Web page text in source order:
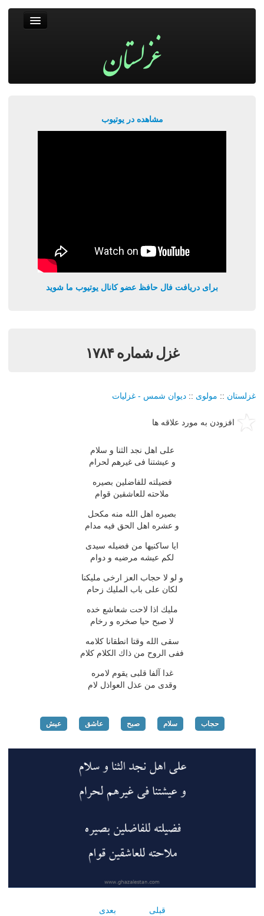
مشاهده در یوتیوب
برای دریافت فال حافظ عضو کانال یوتیوب ما شوید
غزل شماره ۱۷۸۴
غزلستان :: مولوی :: دیوان شمس - غزلیات
افزودن به مورد علاقه ها
علی اهل نجد الثنا و سلام
و عیشتنا فی غیرهم لحرام
فضیلته للفاضلین بصیره
ملاحته للعاشقین قوام
بصیره اهل الله منه مكحل
و عشره اهل الحق فیه مدام
ایا ساكنیها من فضیله سیدی
لكم عیشه مرضیه و دوام
و لو لا حجاب العز ارخی ملیكنا
لكان علی باب الملیك زحام
ملیك اذا لاحت شعاشع خده
لا صبح حیا صخره و رخام
سقی الله وقتا انطقانا كلامه
ففی الروح من ذاك الكلام كلام
غدا آلفا قلبی یقوم لامره
وقدی من عذل العواذل لام
حجاب سلام صبح عاشق عیش
قبلی بعدی